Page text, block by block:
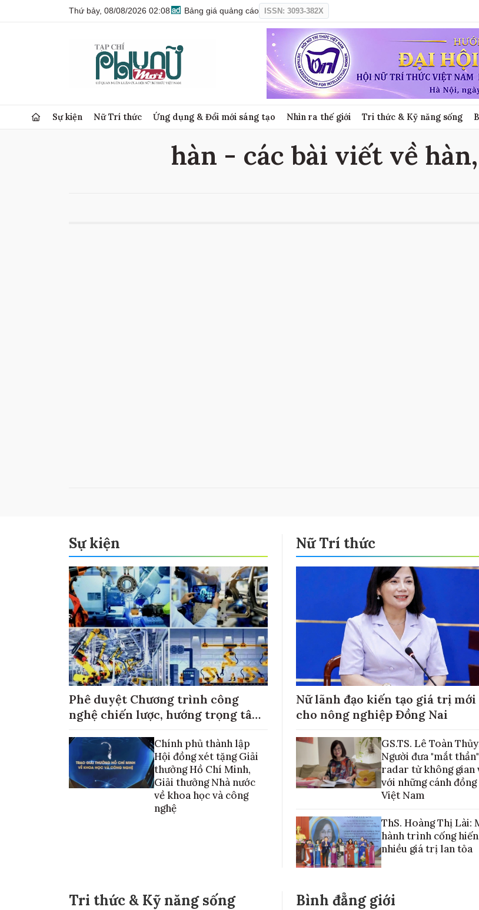
Thứ bảy, 08/08/2026 02:08 Bảng giá quảng cáo ISSN: 3093-382X
Sự kiện Nữ Trí thức Ứng dụng & Đổi mới sáng tạo Nhìn ra thế giới Tri thức & Kỹ năng sống
hàn - các bài viết về
Sự kiện
Phê duyệt Chương trình công
nghệ chiến lược, hướng trọng tâm
Chính phủ thành lập
Hội đồng xét tặng Giải
thưởng Hồ Chí Minh,
Giải thưởng Nhà nước
về khoa học và công
nghệ
Nữ Trí thức
Nữ lãnh đạo kiến tạo giá trị mới
cho nông nghiệp Đồng Nai
GS.TS. Lê Toàn
Người đưa "mắt thần"
radar từ không gian
với những cánh
Việt Nam
ThS. Hoàng Thị Lài:
hành trình cống
nhiều giá trị lan tỏa
Tri thức & Kỹ năng sống Bình đẳng giới